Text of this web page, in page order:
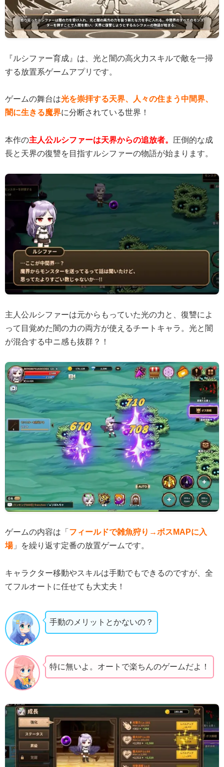
『ルシファー育成』は、光と闇の高火力スキルで敵を一掃
する放置系ゲームアプリです。
ゲームの舞台は光を崇拝する天界、人々の住まう中間界、
闇に生きる魔界に分断されている世界！
本作の主人公ルシファーは天界からの追放者。 圧倒的な成
長と天界の復讐を目指すルシファーの物語が始まります。
主人公ルシファーは元からもっていた光の力と、復讐によ
って目覚めた闇の力の両方が使えるチートキャラ。光と闇
が混合する中ニ感も抜群？！
ゲームの内容は「 フィールドで雑魚狩り→ボスMAPに入
場」を繰り返す定番の放置ゲームです。
キャラクター移動やスキルは手動でもできるのですが、全
てフルオートに任せても大丈夫！
手動のメリットとかないの？
特に無いよ。オートで楽ちんのゲームだよ！